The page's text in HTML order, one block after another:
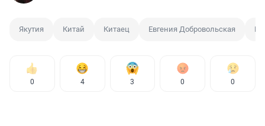
Якутия Китай Китаец Евгения Добровольская
0 4 3 0 0